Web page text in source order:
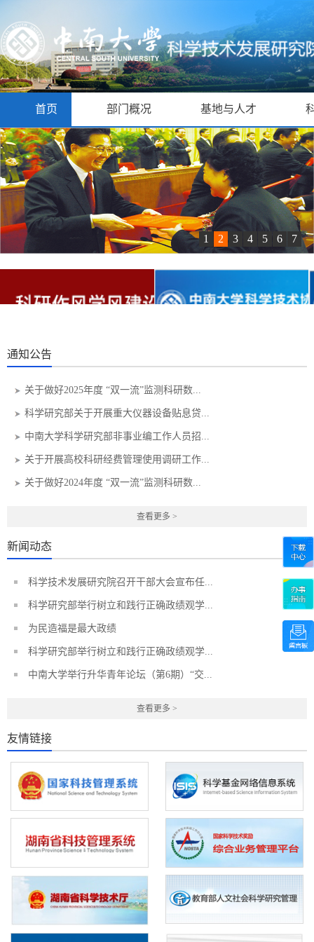
首页 部门概况 基地与人才
1 2 3 4 5 6 7
通知公告
关于做好2025年度 “双一流”监测科研数...
科学研究部关于开展重大仪器设备贴息贷...
中南大学科学研究部非事业编工作人员招...
关于开展高校科研经费管理使用调研工作...
关于做好2024年度 “双一流”监测科研数...
查看更多 >
新闻动态
科学技术发展研究院召开干部大会宣布任...
科学研究部举行树立和践行正确政绩观学...
为民造福是最大政绩
科学研究部举行树立和践行正确政绩观学...
中南大学举行升华青年论坛（第6期）“交...
查看更多 >
友情链接